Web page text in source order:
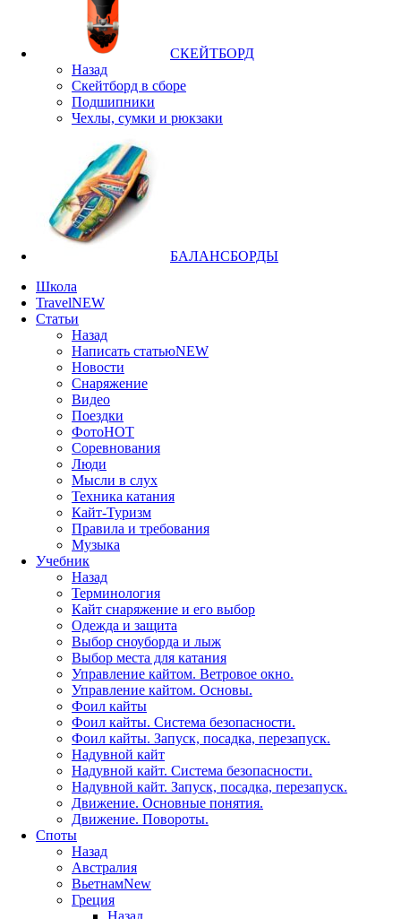
СКЕЙТБОРД
Назад
Скейтборд в сборе
Подшипники
Чехлы, сумки и рюкзаки
БАЛАНСБОРДЫ
Школа
TravelNEW
Статьи
Назад
Написать статьюNEW
Новости
Снаряжение
Видео
Поездки
ФотоHOT
Соревнования
Люди
Мысли в слух
Техника катания
Кайт-Туризм
Правила и требования
Музыка
Учебник
Назад
Терминология
Кайт снаряжение и его выбор
Одежда и защита
Выбор сноуборда и лыж
Выбор места для катания
Управление кайтом. Ветровое окно.
Управление кайтом. Основы.
Фоил кайты
Фоил кайты. Система безопасности.
Фоил кайты. Запуск, посадка, перезапуск.
Надувной кайт
Надувной кайт. Система безопасности.
Надувной кайт. Запуск, посадка, перезапуск.
Движение. Основные понятия.
Движение. Повороты.
Споты
Назад
Австралия
ВьетнамNew
Греция
Назад